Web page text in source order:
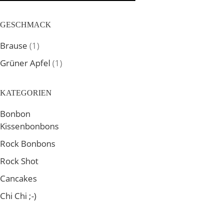
GESCHMACK
Brause (1)
Grüner Apfel (1)
KATEGORIEN
Bonbon
Kissenbonbons
Rock Bonbons
Rock Shot
Cancakes
Chi Chi ;-)